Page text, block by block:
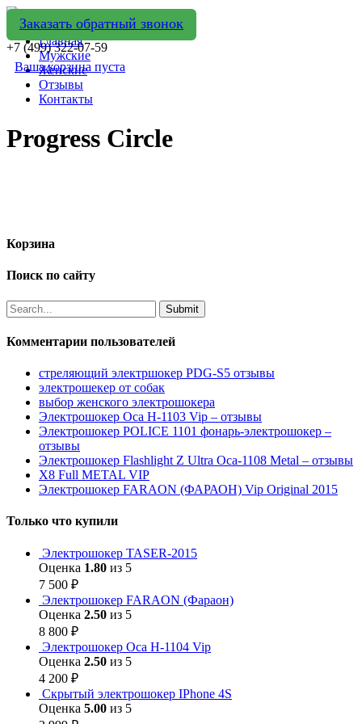
Заказать обратный звонок
+7 (499) 322-07-59
Ваша корзина пуста
Главная
Мужские
Женские
Отзывы
Контакты
Progress Circle
Корзина
Поиск по сайту
Комментарии пользователей
стреляющий электршокер PDG-S5 отзывы
электрошекер от собак
выбор женского электрошокера
Электрошокер Оса H-1103 Vip – отзывы
Электрошокер POLICE 1101 фонарь-электрошокер –
отзывы
Электрошокер Flashlight Z Ultra Оса-1108 Metal – отзывы
Х8 Full METAL VIP
Электрошокер FARAON (ФАРАОН) Vip Original 2015
Только что купили
Электрошокер TASER-2015
Оценка 1.80 из 5
7 500 ₽
Электрошокер FARAON (Фараон)
Оценка 2.50 из 5
8 800 ₽
Электрошокер Оса H-1104 Vip
Оценка 2.50 из 5
4 200 ₽
Скрытый электрошокер IPhone 4S
Оценка 5.00 из 5